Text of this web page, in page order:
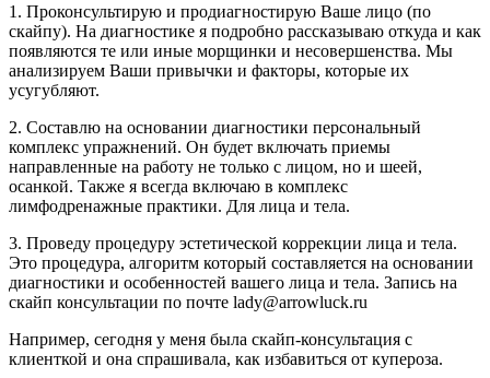
1. Проконсультирую и продиагностирую Ваше лицо (по
скайпу). На диагностике я подробно рассказываю откуда и как
появляются те или иные морщинки и несовершенства. Мы
анализируем Ваши привычки и факторы, которые их
усугубляют.
2. Составлю на основании диагностики персональный
комплекс упражнений. Он будет включать приемы
направленные на работу не только с лицом, но и шеей,
осанкой. Также я всегда включаю в комплекс
лимфодренажные практики. Для лица и тела.
3. Проведу процедуру эстетической коррекции лица и тела.
Это процедура, алгоритм который составляется на основании
диагностики и особенностей вашего лица и тела. Запись на
скайп консультации по почте lady@arrowluck.ru
Например, сегодня у меня была скайп-консультация с
клиенткой и она спрашивала, как избавиться от купероза.